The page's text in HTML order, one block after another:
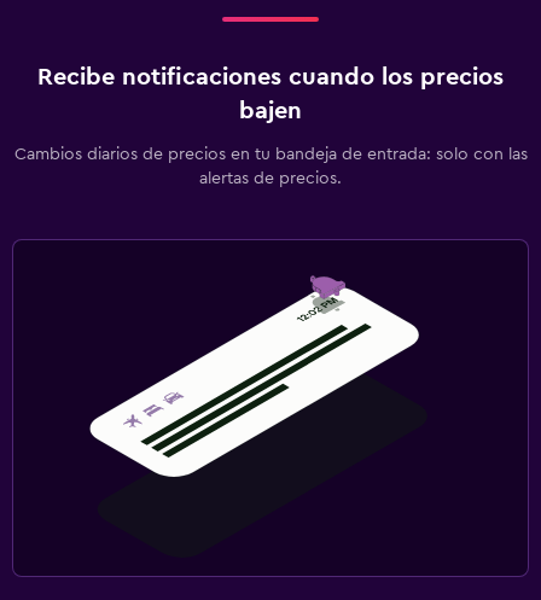
Recibe notificaciones cuando los precios
bajen
Cambios diarios de precios en tu bandeja de entrada: solo con las
alertas de precios.